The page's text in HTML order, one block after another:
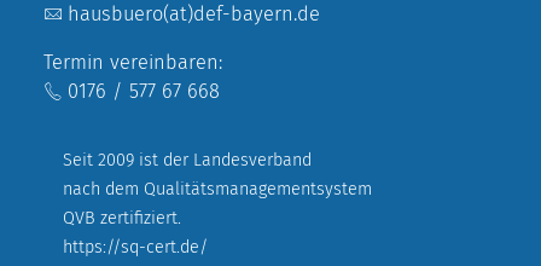
hausbuero(at)def-bayern.de
Termin vereinbaren:
0176 / 577 67 668
Seit 2009 ist der Landesverband
nach dem Qualitätsmanagementsystem
QVB zertifiziert.
https://sq-cert.de/